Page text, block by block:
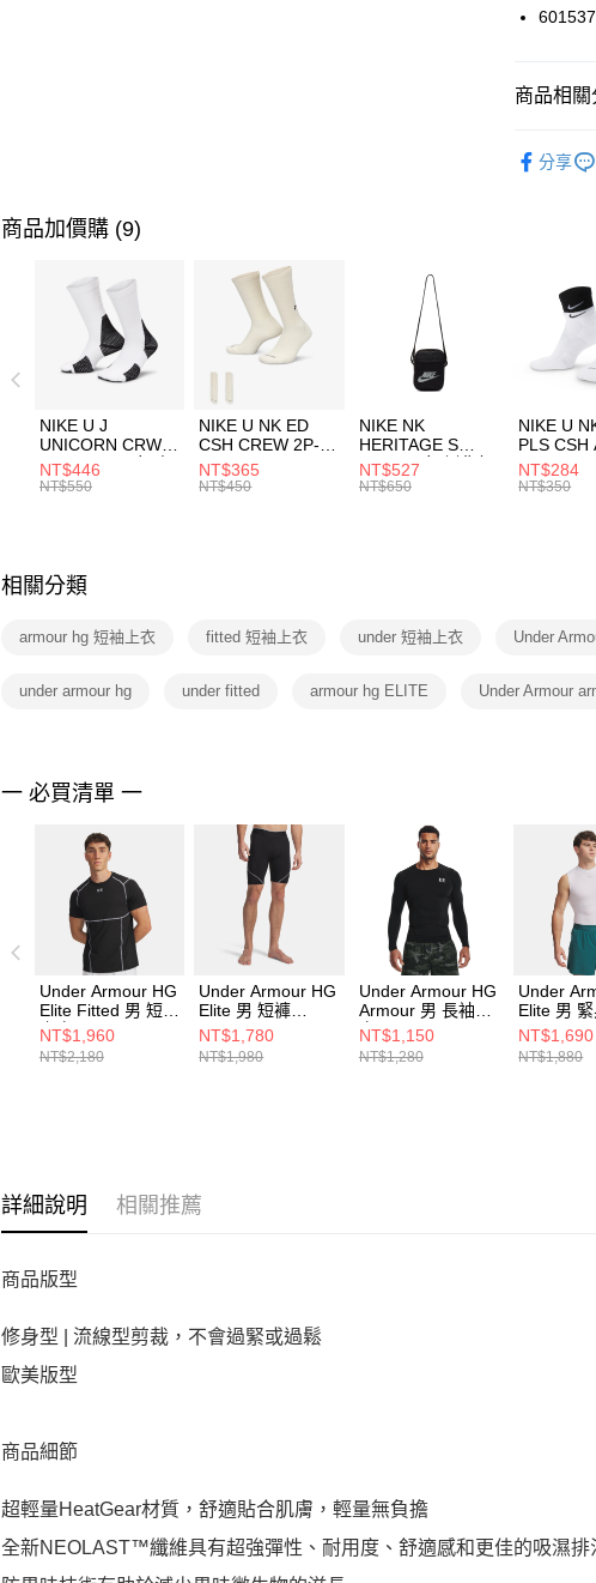
國泰世
聯邦商
台新國
【關於「
【「
１．於結
付」結帳
２．訂單
／ATM／
※ 請注意
絡購買商
先享後付
交易，需
２．關於
結果請求
５．嚴禁
形，恩沛
每筆
每筆
付款後門
每筆
商品相關
分享
商品加價購 (9)
NIKE U J
UNICORN CRW
1PR -160 男女 中
統襪 FZ3393100
NT$446
NT$550
NIKE U NK ED
CSH CREW 2P-
144 EMBRDY 男
女 短統襪
NT$365
NT$450
NIKE NK
HERITAGE S
SMIT 男女 側背包
BA5871010
NT$527
NT$650
NIKE U
PLS CSH
144 DBL
襪
NT$284
NT$350
相關分類
armour hg 短袖上衣 fitted 短袖上衣 under 短袖上衣 Under
under armour hg under fitted armour hg ELITE Under Armour
一 必買清單 一
Under Armour HG
Elite Fitted 男 短袖
上衣 6015379-009
NT$1,960
NT$2,180
Under Armour HG
Elite 男 短褲
6015388-008
NT$1,780
NT$1,980
Under Armour HG
Armour 男 長袖上
衣 1361524-001
NT$1,150
NT$1,280
Under
Elite 男
6015380-
NT$1,690
NT$1,880
詳細說明 相關推薦
商品版型
修身型 | 流線型剪裁，不會過緊或過鬆
歐美版型
商品細節
超輕量HeatGear材質，舒適貼合肌膚，輕量無負擔
全新NEOLAST™纖維具有超強彈性、耐用度、舒適感和更佳的吸濕排